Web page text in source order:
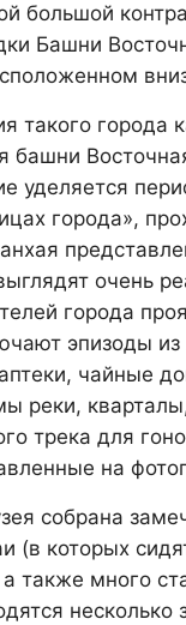
большой
Башни
такого
башни
уделяется
города»,
очень
города
эпизоды
чайные
реки,
трека для
на
собрана
(в которых
много